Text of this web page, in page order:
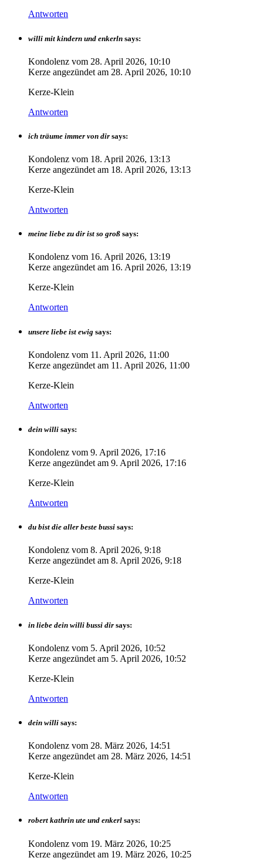
Antworten
willi mit kindern und enkerln says:
Kondolenz vom 28. April 2026, 10:10
Kerze angezündet am 28. April 2026, 10:10
Kerze-Klein
Antworten
ich träume immer von dir says:
Kondolenz vom 18. April 2026, 13:13
Kerze angezündet am 18. April 2026, 13:13
Kerze-Klein
Antworten
meine liebe zu dir ist so groß says:
Kondolenz vom 16. April 2026, 13:19
Kerze angezündet am 16. April 2026, 13:19
Kerze-Klein
Antworten
unsere liebe ist ewig says:
Kondolenz vom 11. April 2026, 11:00
Kerze angezündet am 11. April 2026, 11:00
Kerze-Klein
Antworten
dein willi says:
Kondolenz vom 9. April 2026, 17:16
Kerze angezündet am 9. April 2026, 17:16
Kerze-Klein
Antworten
du bist die aller beste bussi says:
Kondolenz vom 8. April 2026, 9:18
Kerze angezündet am 8. April 2026, 9:18
Kerze-Klein
Antworten
in liebe dein willi bussi dir says:
Kondolenz vom 5. April 2026, 10:52
Kerze angezündet am 5. April 2026, 10:52
Kerze-Klein
Antworten
dein willi says:
Kondolenz vom 28. März 2026, 14:51
Kerze angezündet am 28. März 2026, 14:51
Kerze-Klein
Antworten
robert kathrin ute und enkerl says:
Kondolenz vom 19. März 2026, 10:25
Kerze angezündet am 19. März 2026, 10:25